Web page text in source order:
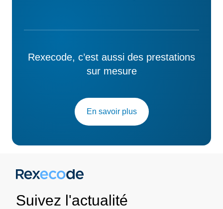
Rexecode, c’est aussi des prestations
sur mesure
En savoir plus
Suivez l'actualité